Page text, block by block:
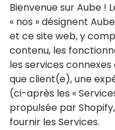
Bienvenue sur Aube !
« nos » désignent
et ce site web, y
contenu, les
les services
que client(e), une
(ci-après les «
propulsée par
fournir les Services.